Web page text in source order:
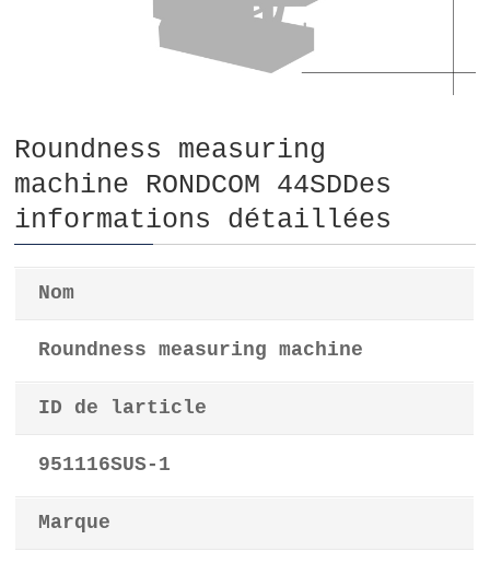
Roundness measuring
machine RONDCOM 44SDDes
informations détaillées
Nom
Roundness measuring machine
ID de larticle
951116SUS-1
Marque